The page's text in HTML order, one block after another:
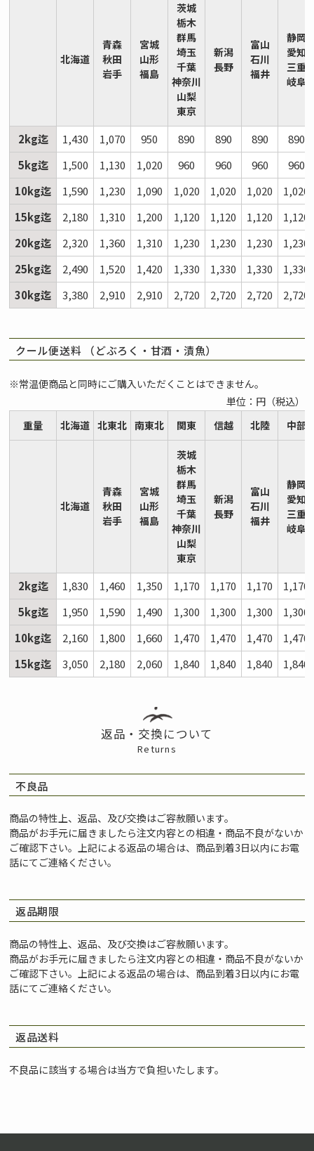
北海道
青森
秋田
岩手
宮城
山形
福島
茨城
栃木
群馬
埼玉
千葉
神奈川
山梨
東京
新潟
長野
富山
石川
福井
静岡
愛知
三重
岐阜
2kg迄 1,430 1,070 950 890 890 890
890
5kg迄
1,500 1,130 1,020 960 960 960
960
10kg迄
1,590 1,230 1,090 1,020 1,020 1,020
1,020
15kg迄
2,180 1,310 1,200 1,120 1,120 1,120
1,120
20kg迄
2,320 1,360 1,310 1,230 1,230 1,230
1,230
25kg迄
2,490 1,520 1,420 1,330 1,330 1,330
1,330
30kg迄
3,380 2,910 2,910 2,720 2,720 2,720 2,720
クール便送料 （どぶろく・甘酒・漬魚）
※常温便商品と同時にご購入いただくことはできません。
単位：円（税込）
重量
北海道 北東北 南東北 関東 信越 北陸 中部
北海道
青森
秋田
岩手
宮城
山形
福島
茨城
栃木
群馬
埼玉
千葉
神奈川
山梨
東京
新潟
長野
富山
石川
福井
静岡
愛知
三重
岐阜
2kg迄 1,830 1,460 1,350 1,170 1,170 1,170
1,170
5kg迄
1,950 1,590 1,490 1,300 1,300 1,300
1,300
10kg迄
2,160 1,800 1,660 1,470 1,470 1,470
1,470
15kg迄
3,050 2,180 2,060 1,840 1,840 1,840 1,840
返品・交換について
Returns
不良品
商品の特性上、返品、及び交換はご容赦願います。
商品がお手元に届きましたら注文内容との相違・商品不良がないか
ご確認下さい。上記による返品の場合は、商品到着3日以内にお電
話にてご連絡ください。
返品期限
商品の特性上、返品、及び交換はご容赦願います。
商品がお手元に届きましたら注文内容との相違・商品不良がないか
ご確認下さい。上記による返品の場合は、商品到着3日以内にお電
話にてご連絡ください。
返品送料
不良品に該当する場合は当方で負担いたします。